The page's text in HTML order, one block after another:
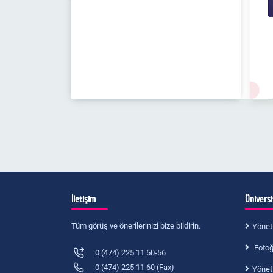
İletişim
Tüm görüş ve önerilerinizi bize bildirin.
0 (474) 225 11 50-56
0 (474) 225 11 60 (Fax)